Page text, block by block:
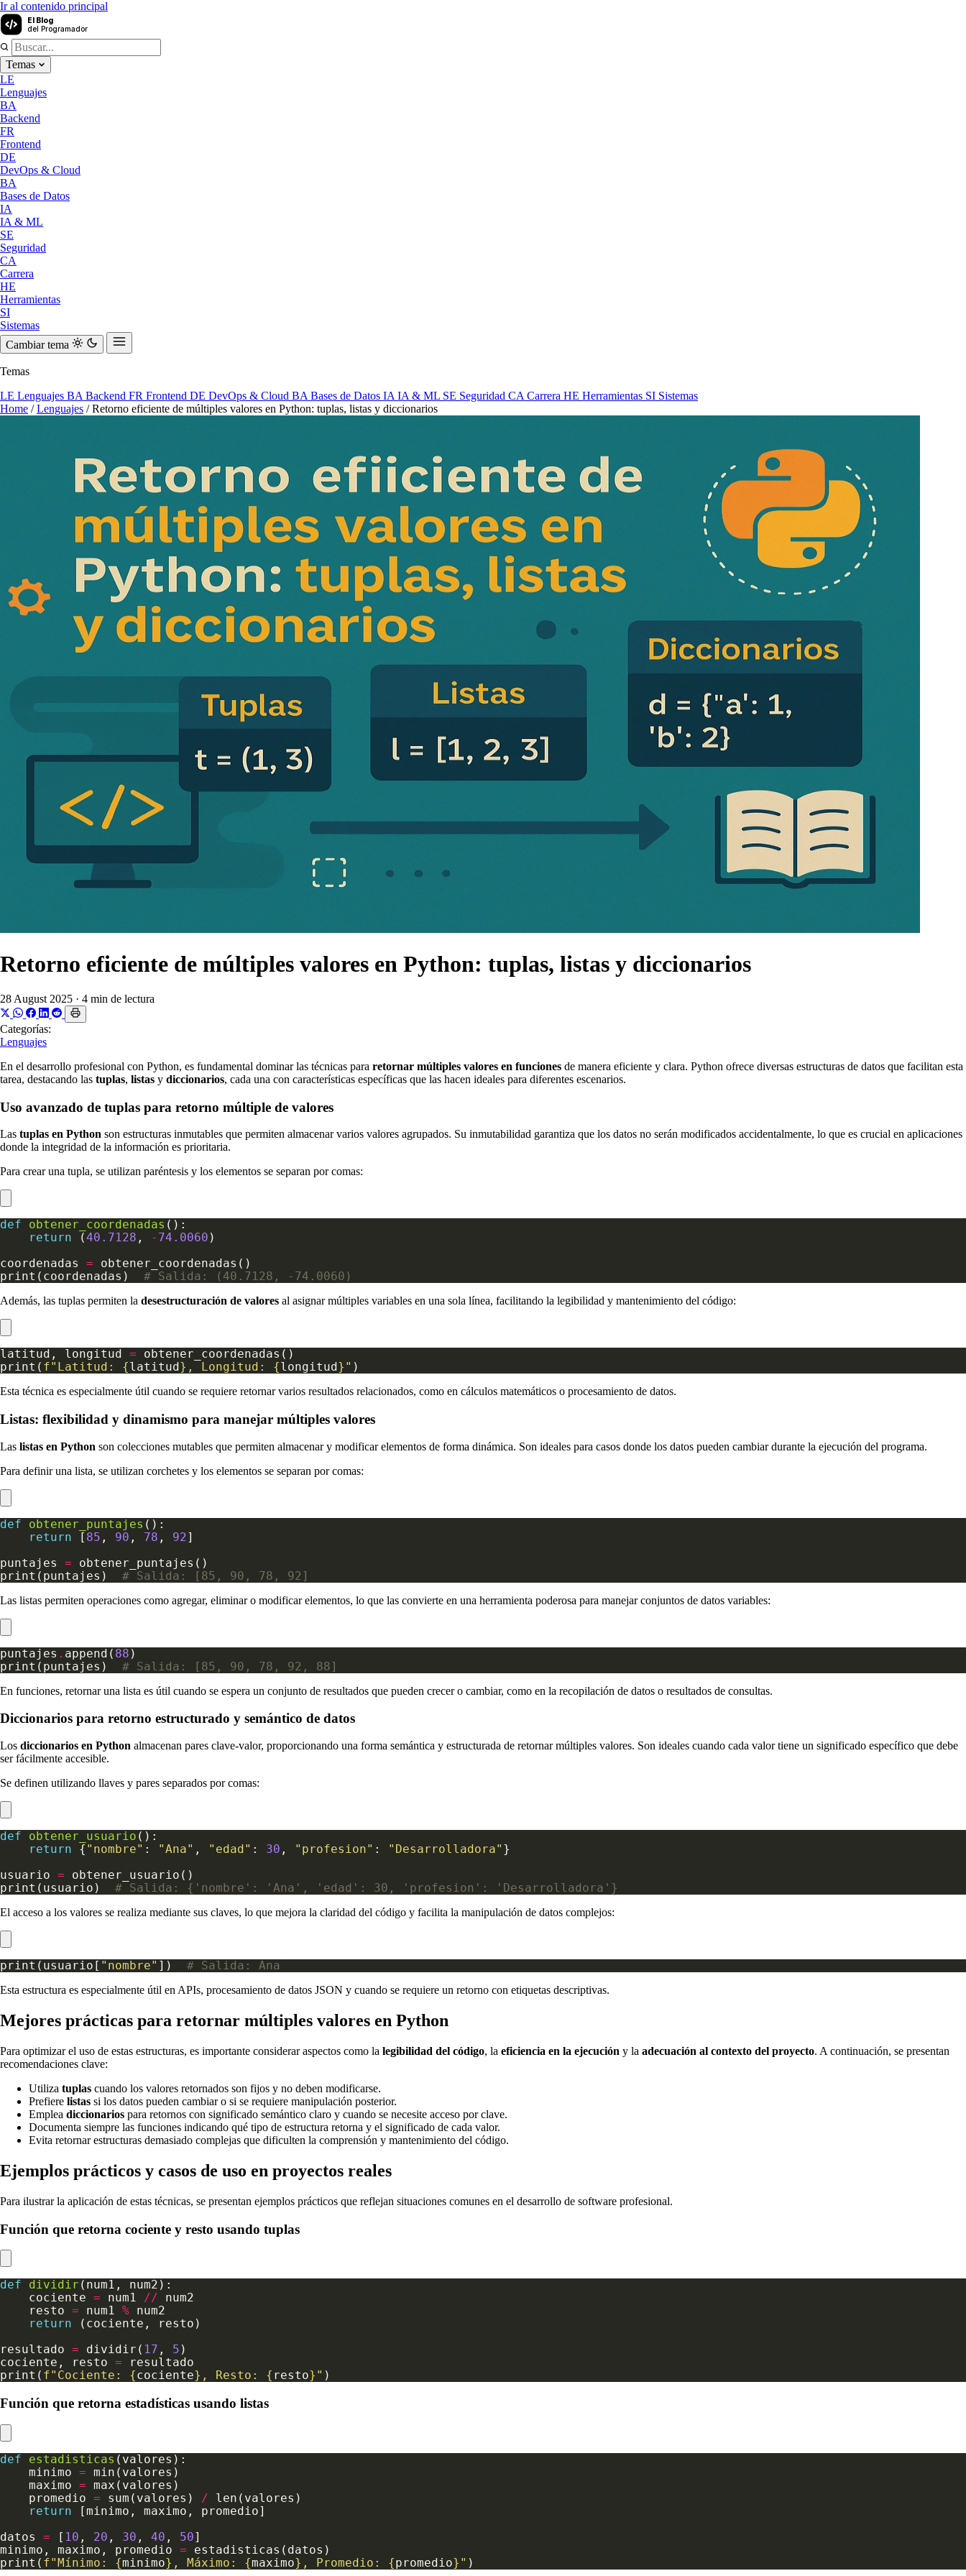
Ir al contenido principal
El Blog
del Programador
Temas
LE
Lenguajes
BA
Backend
FR
Frontend
DE
DevOps & Cloud
BA
Bases de Datos
IA
IA & ML
SE
Seguridad
CA
Carrera
HE
Herramientas
SI
Sistemas
Cambiar tema
Temas
LE Lenguajes BA Backend FR Frontend DE DevOps & Cloud BA Bases de Datos IA IA & ML SE Seguridad CA Carrera HE Herramientas SI Sistemas
Home / Lenguajes / Retorno eficiente de múltiples valores en Python: tuplas, listas y diccionarios
Retorno eficiente de múltiples valores en Python: tuplas, listas y diccionarios
28 August 2025 · 4 min de lectura
Categorías:
Lenguajes
En el desarrollo profesional con Python, es fundamental dominar las técnicas para retornar múltiples valores en funciones de manera eficiente y clara. Python ofrece diversas estructuras de datos que facilitan esta
tarea, destacando las tuplas, listas y diccionarios, cada una con características específicas que las hacen ideales para diferentes escenarios.
Uso avanzado de tuplas para retorno múltiple de valores
Las tuplas en Python son estructuras inmutables que permiten almacenar varios valores agrupados. Su inmutabilidad garantiza que los datos no serán modificados accidentalmente, lo que es crucial en aplicaciones
donde la integridad de la información es prioritaria.
Para crear una tupla, se utilizan paréntesis y los elementos se separan por comas:
def obtener_coordenadas
return (40.7128 , - 74.0060
coordenadas =
print(coordenadas) # Salida: (40.7128, -74.0060)
Además, las tuplas permiten la desestructuración de valores al asignar múltiples variables en una sola línea, facilitando la legibilidad y mantenimiento del código:
latitud, longitud =
print( f"Latitud: {latitud } , Longitud: {longitud } "
Esta técnica es especialmente útil cuando se requiere retornar varios resultados relacionados, como en cálculos matemáticos o procesamiento de datos.
Listas: flexibilidad y dinamismo para manejar múltiples valores
Las listas en Python son colecciones mutables que permiten almacenar y modificar elementos de forma dinámica. Son ideales para casos donde los datos pueden cambiar durante la ejecución del programa.
Para definir una lista, se utilizan corchetes y los elementos se separan por comas:
def obtener_puntajes
return [ 85 , 90 , 78 , 92
puntajes =
print(puntajes) # Salida: [85, 90, 78, 92]
Las listas permiten operaciones como agregar, eliminar o modificar elementos, lo que las convierte en una herramienta poderosa para manejar conjuntos de datos variables:
puntajes . append( 88
print(puntajes) # Salida: [85, 90, 78, 92, 88]
En funciones, retornar una lista es útil cuando se espera un conjunto de resultados que pueden crecer o cambiar, como en la recopilación de datos o resultados de consultas.
Diccionarios para retorno estructurado y semántico de datos
Los diccionarios en Python almacenan pares clave-valor, proporcionando una forma semántica y estructurada de retornar múltiples valores. Son ideales cuando cada valor tiene un significado específico que debe
ser fácilmente accesible.
Se definen utilizando llaves y pares separados por comas:
def obtener_usuario
return { "nombre" : "Ana" , "edad" : 30 , "profesion" : "Desarrolladora"
usuario =
print(usuario) # Salida: {'nombre': 'Ana', 'edad': 30, 'profesion': 'Desarrolladora'}
El acceso a los valores se realiza mediante sus claves, lo que mejora la claridad del código y facilita la manipulación de datos complejos:
print(usuario[ "nombre" ]) # Salida: Ana
Esta estructura es especialmente útil en APIs, procesamiento de datos JSON y cuando se requiere un retorno con etiquetas descriptivas.
Mejores prácticas para retornar múltiples valores en Python
Para optimizar el uso de estas estructuras, es importante considerar aspectos como la legibilidad del código, la eficiencia en la ejecución y la adecuación al contexto del proyecto. A continuación, se presentan
recomendaciones clave:
Utiliza tuplas cuando los valores retornados son fijos y no deben modificarse.
Prefiere listas si los datos pueden cambiar o si se requiere manipulación posterior.
Emplea diccionarios para retornos con significado semántico claro y cuando se necesite acceso por clave.
Documenta siempre las funciones indicando qué tipo de estructura retorna y el significado de cada valor.
Evita retornar estructuras demasiado complejas que dificulten la comprensión y mantenimiento del código.
Ejemplos prácticos y casos de uso en proyectos reales
Para ilustrar la aplicación de estas técnicas, se presentan ejemplos prácticos que reflejan situaciones comunes en el desarrollo de software profesional.
Función que retorna cociente y resto usando tuplas
def dividir
    cociente
= num1 //
    resto
= num1 %
return
resultado = dividir( 17 , 5
cociente, resto =
print( f"Cociente: {cociente} , Resto: { resto} "
Función que retorna estadísticas usando listas
def estadisticas
    minimo
=
    maximo
=
    promedio
= sum(valores) /
return
datos = [ 10 , 20 , 30 , 40 , 50
minimo, maximo, promedio =
print( f"Mínimo: {minimo} , Máximo: {maximo} , Promedio: {promedio} "